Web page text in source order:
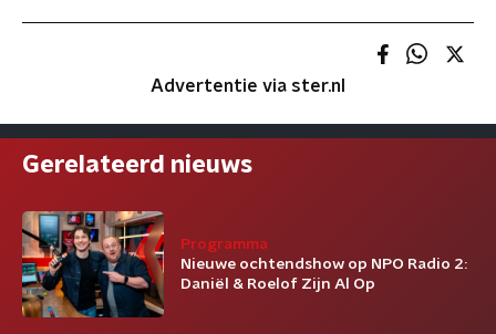
Advertentie via ster.nl
Gerelateerd nieuws
Programma
Nieuwe ochtendshow op NPO Radio 2:
Daniël & Roelof Zijn Al Op